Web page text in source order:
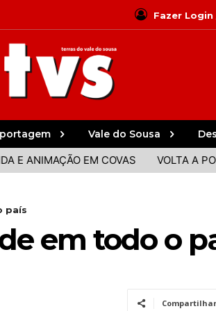
Fazer
Vale do Sousa
EM COVAS VOLTA A
país
em todo o
Compartilhar